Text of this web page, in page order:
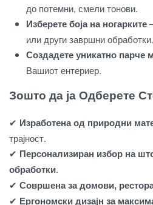
до потемни, смели тонови.
Изберете боја на ногарките
или други завршни обработки.
Создадете уникатно парче
Вашиот ентериер.
Зошто да ја Одберете
✔ Изработена од природни
трајност.
✔ Персонализиран избор на
обработки.
✔ Совршена за домови,
✔ Ергономски дизајн за